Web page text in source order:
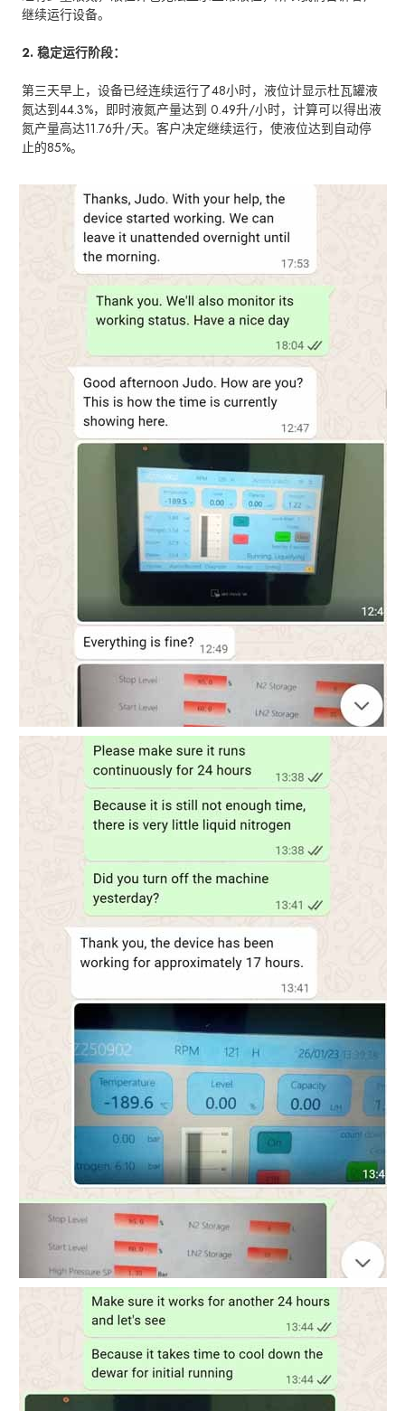
继续运行设备。
2. 稳定运行阶段：
第三天早上，设备已经连续运行了48小时，液位计显示杜瓦罐液
氮达到44.3%，即时液氮产量达到 0.49升/小时，计算可以得出液
氮产量高达11.76升/天。客户决定继续运行，使液位达到自动停
止的85%。